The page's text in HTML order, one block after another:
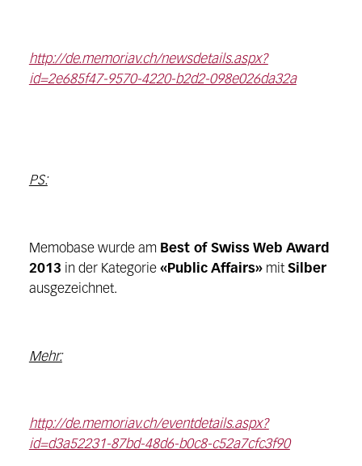
http://de.memoriav.ch/newsdetails.aspx?
id=2e685f47-9570-4220-b2d2-098e026da32a
PS:
Memobase wurde am Best of Swiss Web Award
2013 in der Kategorie «Public Affairs»mit Silber
ausgezeichnet.
Mehr:
http://de.memoriav.ch/eventdetails.aspx?
id=d3a52231-87bd-48d6-b0c8-c52a7cfc3f90